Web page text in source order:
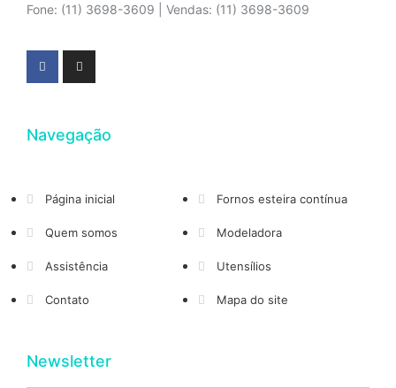
Fone: (11) 3698-3609 | Vendas: (11) 3698-3609
Navegação
Página inicial
Quem somos
Assistência
Contato
Fornos esteira contínua
Modeladora
Utensílios
Mapa do site
Newsletter